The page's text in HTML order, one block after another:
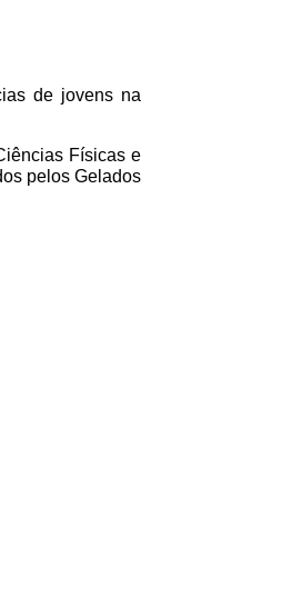
de jovens na
Físicas e
pelos Gelados